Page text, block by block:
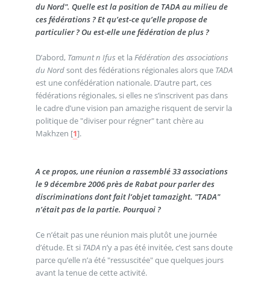
du Nord". Quelle est la position de TADA au milieu de
ces fédérations ? Et qu’est-ce qu’elle propose de
particulier ? Ou est-elle une fédération de plus ?
D’abord, Tamunt n Ifus et la Fédération des associations
du Nordsont des fédérations régionales alors que TADA
est une confédération nationale. D’autre part, ces
fédérations régionales, si elles ne s’inscrivent pas dans
le cadre d’une vision pan amazighe risquent de servir la
politique de "diviser pour régner" tant chère au
Makhzen [1].
A ce propos, une réunion a rassemblé 33 associations
le 9 décembre 2006 près de Rabat pour parler des
discriminations dont fait l’objet tamazight. "TADA"
n’était pas de la partie. Pourquoi ?
Ce n’était pas une réunion mais plutôt une journée
d’étude. Et si TADAn’y a pas été invitée, c’est sans doute
parce qu’elle n’a été "ressuscitée" que quelques jours
avant la tenue de cette activité.